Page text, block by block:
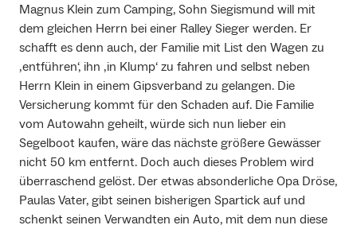
Magnus Klein zum Camping, Sohn Siegismund will mit
dem gleichen Herrn bei einer Ralley Sieger werden. Er
schafft es denn auch, der Familie mit List den Wagen zu
‚entführen‘, ihn ‚in Klump‘ zu fahren und selbst neben
Herrn Klein in einem Gipsverband zu gelangen. Die
Versicherung kommt für den Schaden auf. Die Familie
vom Autowahn geheilt, würde sich nun lieber ein
Segelboot kaufen, wäre das nächste größere Gewässer
nicht 50 km entfernt. Doch auch dieses Problem wird
überraschend gelöst. Der etwas absonderliche Opa Dröse,
Paulas Vater, gibt seinen bisherigen Spartick auf und
schenkt seinen Verwandten ein Auto, mit dem nun diese